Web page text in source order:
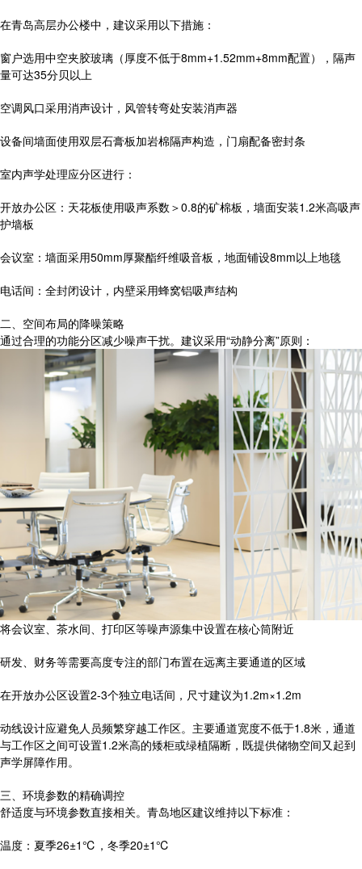
在青岛高层办公楼中，建议采用以下措施：
窗户选用中空夹胶玻璃（厚度不低于8mm+1.52mm+8mm配置），隔声
量可达35分贝以上
空调风口采用消声设计，风管转弯处安装消声器
设备间墙面使用双层石膏板加岩棉隔声构造，门扇配备密封条
室内声学处理应分区进行：
开放办公区：天花板使用吸声系数＞0.8的矿棉板，墙面安装1.2米高吸声
护墙板
会议室：墙面采用50mm厚聚酯纤维吸音板，地面铺设8mm以上地毯
电话间：全封闭设计，内壁采用蜂窝铝吸声结构
二、空间布局的降噪策略
通过合理的功能分区减少噪声干扰。建议采用“动静分离”原则：
将会议室、茶水间、打印区等噪声源集中设置在核心筒附近
研发、财务等需要高度专注的部门布置在远离主要通道的区域
在开放办公区设置2-3个独立电话间，尺寸建议为1.2m×1.2m
动线设计应避免人员频繁穿越工作区。主要通道宽度不低于1.8米，通道
与工作区之间可设置1.2米高的矮柜或绿植隔断，既提供储物空间又起到
声学屏障作用。
三、环境参数的精确调控
舒适度与环境参数直接相关。青岛地区建议维持以下标准：
温度：夏季26±1℃，冬季20±1℃